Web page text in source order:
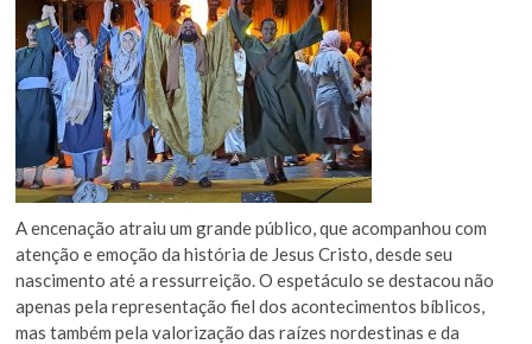
A encenação atraiu um grande público, que acompanhou com
atenção e emoção da história de Jesus Cristo, desde seu
nascimento até a ressurreição. O espetáculo se destacou não
apenas pela representação fiel dos acontecimentos bíblicos,
mas também pela valorização das raízes nordestinas e da